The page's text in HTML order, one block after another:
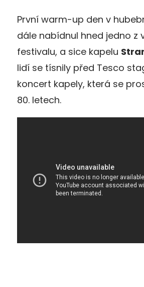
První warm-up den v
dále nabídnul hned jedno z
festivalu, a sice kapelu
lidí se tísnily před Tesco
koncert kapely, která se
80. letech.